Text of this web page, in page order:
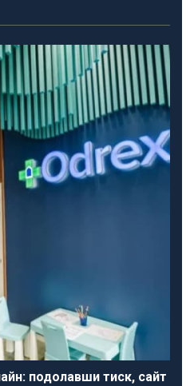
подолавши тиск, сайт